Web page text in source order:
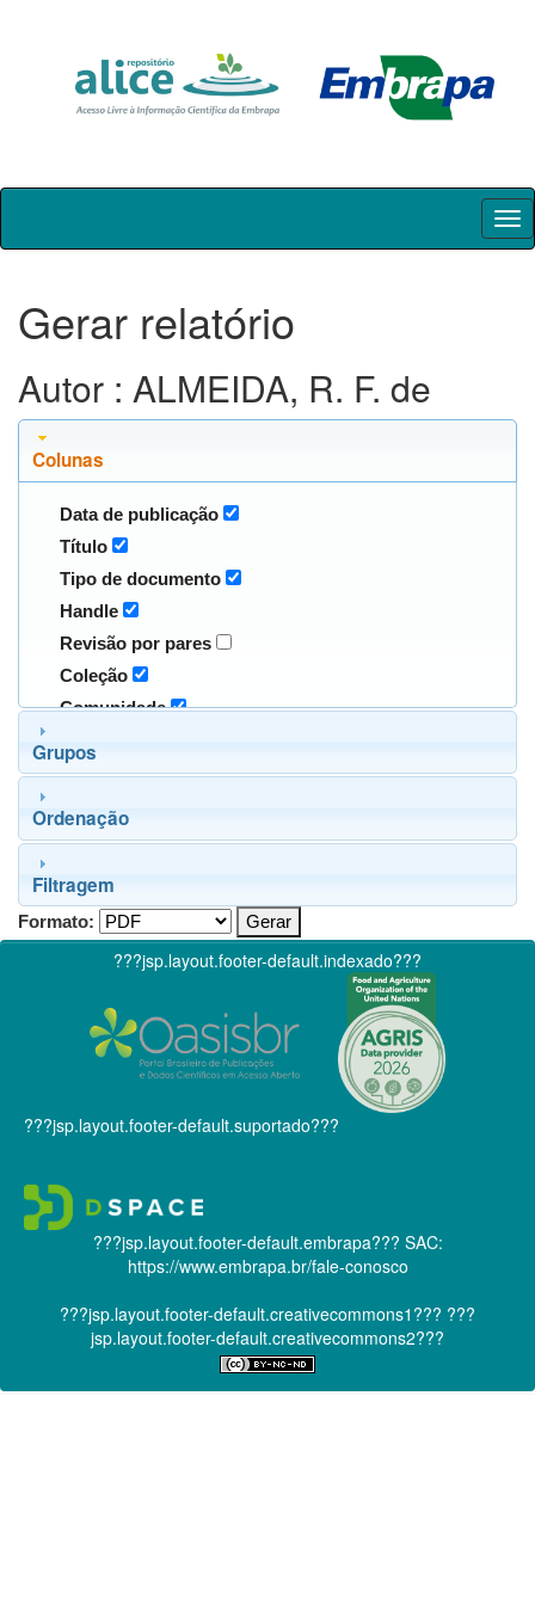
Skip
Gerar relatório
Autor : ALMEIDA, R. F. de
Colunas
Data de publicação
Título
Tipo de documento
Handle
Revisão por pares
Coleção
Comunidade
Grupos
Ordenação
Filtragem
Formato:
???jsp.layout.footer-default.indexado???
???jsp.layout.footer-default.suportado???
???jsp.layout.footer-default.embrapa??? SAC:
https://www.embrapa.br/fale-conosco
???jsp.layout.footer-default.creativecommons1??? ???
jsp.layout.footer-default.creativecommons2???